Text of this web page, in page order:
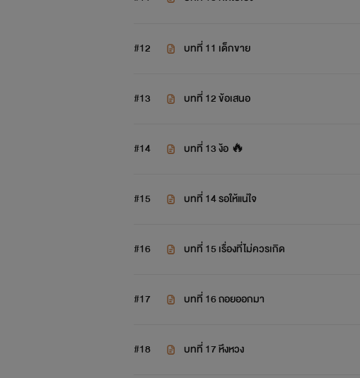
#12 บทที่ 11 เด็กขาย
#13 บทที่ 12 ข้อเสนอ
#14 บทที่ 13 ง้อ 🔥
#15 บทที่ 14 รอให้แน่ใจ
#16 บทที่ 15 เรื่องที่ไม่ควรเกิด
#17 บทที่ 16 ถอยออกมา
#18 บทที่ 17 หึงหวง